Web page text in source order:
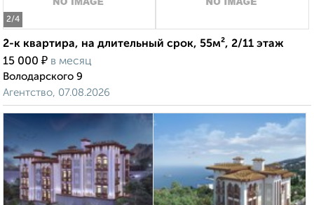
2/4
2-к квартира, на длительный срок, 55м², 2/11 этаж
15 000 ₽ в месяц
Володарского 9
Агентство, 07.08.2026